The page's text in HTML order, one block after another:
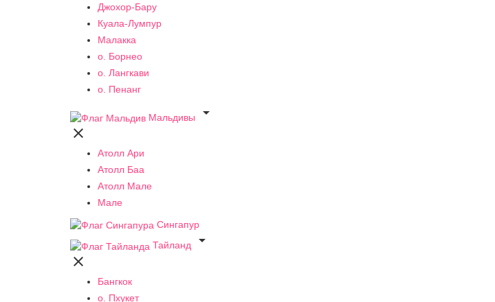
Джохор-Бару
Куала-Лумпур
Малакка
о. Борнео
о. Лангкави
о. Пенанг
Мальдивы


Атолл Ари
Атолл Баа
Атолл Мале
Мале
Сингапур
Тайланд


Бангкок
о. Пхукет